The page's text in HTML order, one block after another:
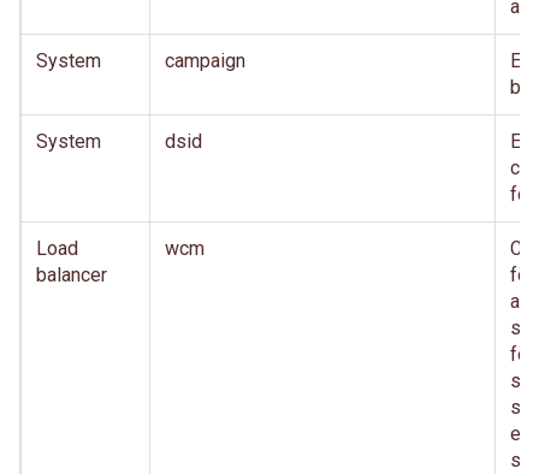
System campaign
En
System dsid
En
Load
balancer
wcm
för